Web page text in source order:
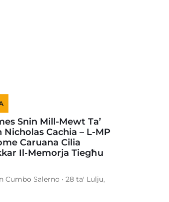
Snin Mill-Mewt Ta’
Nicholas Cachia – L-MP
Caruana Cilia
Il-Memorja Tiegħu
Cumbo Salerno • 28 ta' Lulju,